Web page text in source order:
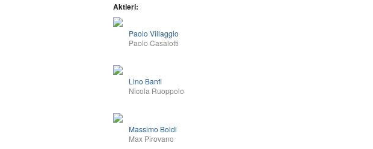
Aktieri:
Paolo Villaggio
Paolo Casalotti
Lino Banfi
Nicola Ruoppolo
Massimo Boldi
Max Pirovano